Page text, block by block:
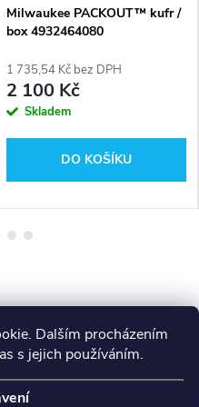
Dalším procházením
s jejich používáním.
Milwaukee PACKOUT™ kufr /
box 4932464080
1 735,54 Kč bez DPH
2 100 Kč
Skladem
DO KOŠÍKU